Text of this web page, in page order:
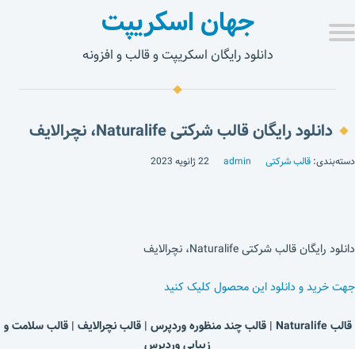
جهان اسکریپت
دانلود رایگان اسکریپت و قالب و افزونه
دانلود رایگان قالب شرکتی Naturalife، نچرالایف
دسته‌بندی: قالب شرکتی admin 22 ژانویه 2023
دانلود رایگان قالب شرکتی Naturalife، نچرالایف
جهت خرید و دانلود این محصول کلیک کنید
قالب Naturalife | قالب چند منظوره وردپرس | قالب نچرالایف | قالب سلامت و
زیبایی وردپرس